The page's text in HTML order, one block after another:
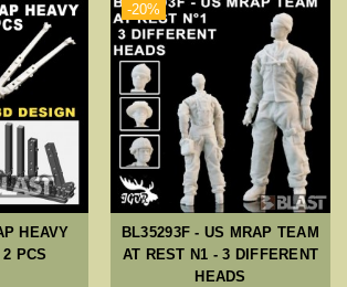
HEAVY
PCS
-20%
BL35293F - US MRAP TEAM
AT REST N1 - 3 DIFFERENT
HEADS